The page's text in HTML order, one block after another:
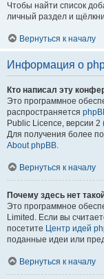
Чтобы найти список
личный раздел и
Вернуться к началу
Информация о
Кто написал эту
Это программное
распространяется
Public Licence, версии
Для получения более
About phpBB.
Вернуться к началу
Почему здесь нет
Это программное
Limited. Если вы
посетите Центр идей
поданные идеи или
Вернуться к началу